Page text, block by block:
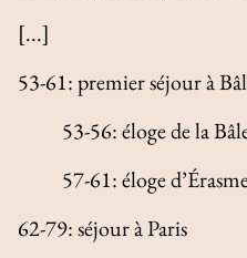
[...]
53-61: premier séjour à
53-56: éloge de la
57-61: éloge
62-79: séjour à Paris